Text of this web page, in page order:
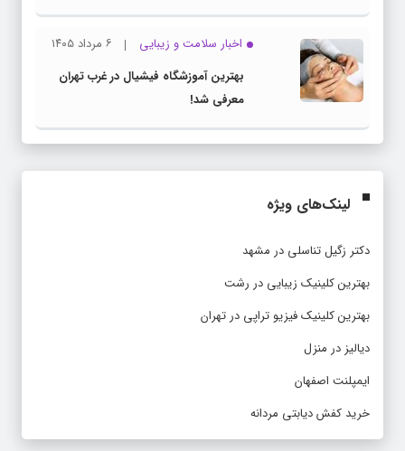
اخبار سلامت و زیبایی
۶ مرداد ۱۴۰۵
بهترین آموزشگاه فیشیال در غرب تهران
معرفی شد!
لینک‌های ویژه
دکتر زگیل تناسلی در مشهد
بهترین کلینیک زیبایی در رشت
بهترین کلینیک فیزیو تراپی در تهران
دیالیز در منزل
ایمپلنت اصفهان
خرید کفش دیابتی مردانه